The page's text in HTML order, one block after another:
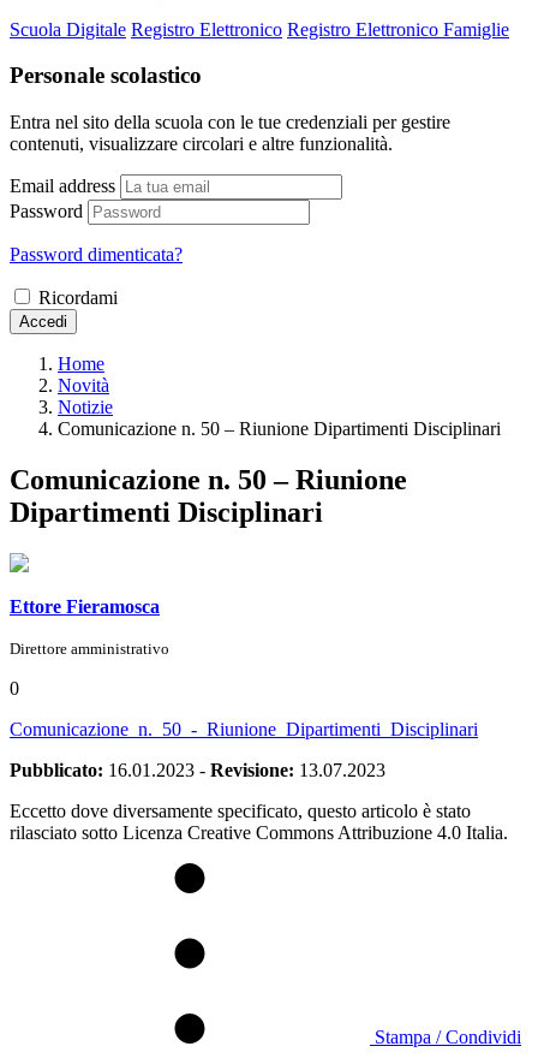
Scuola Digitale Registro Elettronico Registro Elettronico Famiglie
Personale scolastico
Entra nel sito della scuola con le tue credenziali per gestire
contenuti, visualizzare circolari e altre funzionalità.
Email address
Password
Password dimenticata?
Ricordami
Accedi
Home
Novità
Notizie
Comunicazione n. 50 – Riunione Dipartimenti Disciplinari
Comunicazione n. 50 – Riunione
Dipartimenti Disciplinari
Ettore Fieramosca
Direttore amministrativo
0
Comunicazione_n._50_-_Riunione_Dipartimenti_Disciplinari
Pubblicato: 16.01.2023 - Revisione: 13.07.2023
Eccetto dove diversamente specificato, questo articolo è stato
rilasciato sotto Licenza Creative Commons Attribuzione 4.0 Italia.
Stampa / Condividi